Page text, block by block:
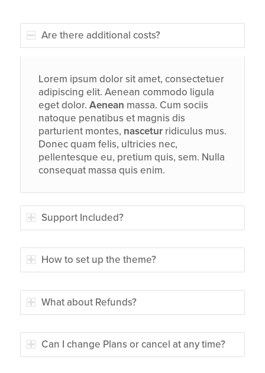
Are there additional costs?
Lorem ipsum dolor sit amet, consectetuer
adipiscing elit. Aenean commodo ligula
eget dolor. Aenean massa. Cum sociis
natoque penatibus et magnis dis
parturient montes, nasceturridiculus mus.
Donec quam felis, ultricies nec,
pellentesque eu, pretium quis, sem. Nulla
consequat massa quis enim.
Support Included?
How to set up the theme?
What about Refunds?
Can I change Plans or cancel at any time?